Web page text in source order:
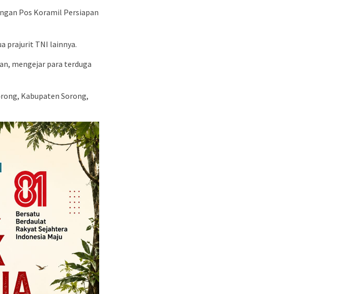
Pos Koramil Persiapan
prajurit TNI lainnya.
mengejar para terduga
Kabupaten Sorong,